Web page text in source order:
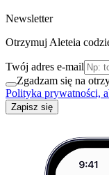
Newsletter
Otrzymuj Aleteia
Twój adres e-mail
Zgadzam się na
Polityka prywatności,
Zapisz się